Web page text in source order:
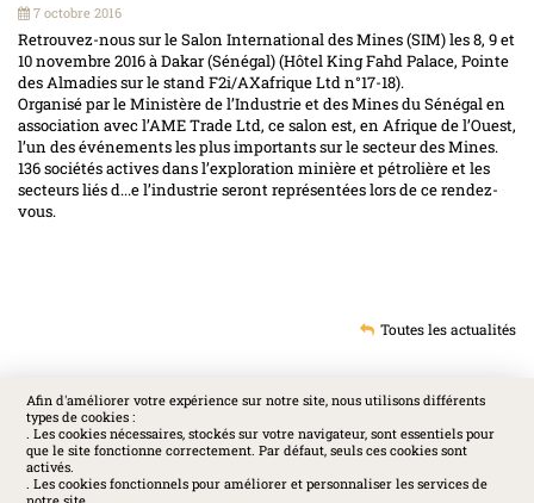
Afin d'améliorer votre expérience sur notre site, nous utilisons différents
types de cookies :
. Les cookies nécessaires, stockés sur votre navigateur, sont essentiels pour
que le site fonctionne correctement. Par défaut, seuls ces cookies sont
activés.
. Les cookies fonctionnels pour améliorer et personnaliser les services de
7 octobre 2016
Retrouvez-nous sur le Salon International des Mines (SIM) les 8, 9 et
10 novembre 2016 à Dakar (Sénégal) (Hôtel King Fahd Palace, Pointe
des Almadies sur le stand F2i/AXafrique Ltd n°17-18).
Organisé par le Ministère de l’Industrie et des Mines du Sénégal en
association avec l’AME Trade Ltd, ce salon est, en Afrique de l’Ouest,
l’un des événements les plus importants sur le secteur des Mines.
136 sociétés actives dans l’exploration minière et pétrolière et les
secteurs liés d...e l’industrie seront représentées lors de ce rendez-
vous.
Toutes les actualités
SOCIAL